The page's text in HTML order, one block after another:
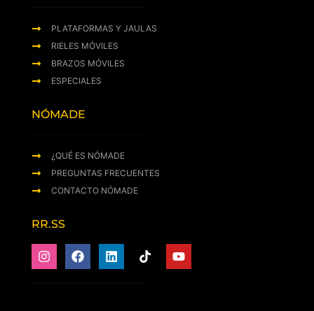
PLATAFORMAS Y JAULAS
RIELES MÓVILES
BRAZOS MÓVILES
ESPECIALES
NÓMADE
¿QUÉ ES NÓMADE
PREGUNTAS FRECUENTES
CONTACTO NÓMADE
RR.SS